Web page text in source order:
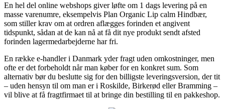
En hel del online webshops giver løfte om 1 dags levering på en
masse varenumre, eksempelvis Plan Organic Lip calm Hindbær,
som stiller krav om at ordren aflægges forinden et angivent
tidspunkt, sådan at de kan nå at få dit nye produkt sendt afsted
forinden lagermedarbejderne har fri.
En række e-handler i Danmark yder fragt uden omkostninger, men
ofte er det forbeholdt når man køber for en konkret sum. Som
alternativ bør du beslutte sig for den billigste leveringsversion, der tit
– uden hensyn til om man er i Roskilde, Birkerød eller Bramming –
vil blive at få fragtfirmaet til at bringe din bestilling til en pakkeshop.